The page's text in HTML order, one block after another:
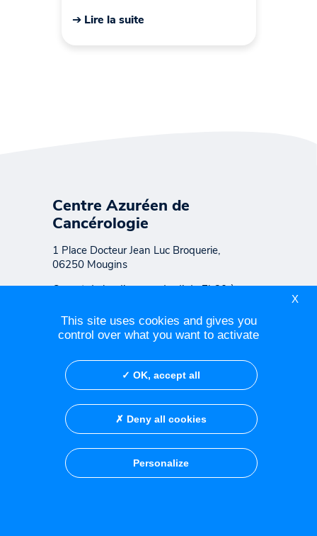
➔ Lire la suite
Centre Azuréen de
Cancérologie
1 Place Docteur Jean Luc Broquerie,
06250 Mougins
Ouvert du lundi au vendredi de 7h30 à
8h00 à 18h00
Contacter le Centre Azuréen
de Cancérologie
Contacter le cabinet de
consultation de Fréjus
X
This site uses cookies and gives you
control over what you want to activate
OK, accept all
Deny all cookies
Personalize